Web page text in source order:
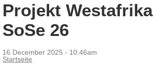
Projekt
SoSe 26
16 December 2025 - 10:46am
Startseite